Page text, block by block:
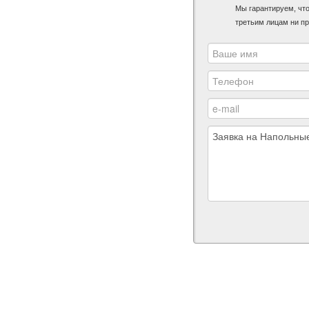
Мы гарантируем,
третьим лицам ни